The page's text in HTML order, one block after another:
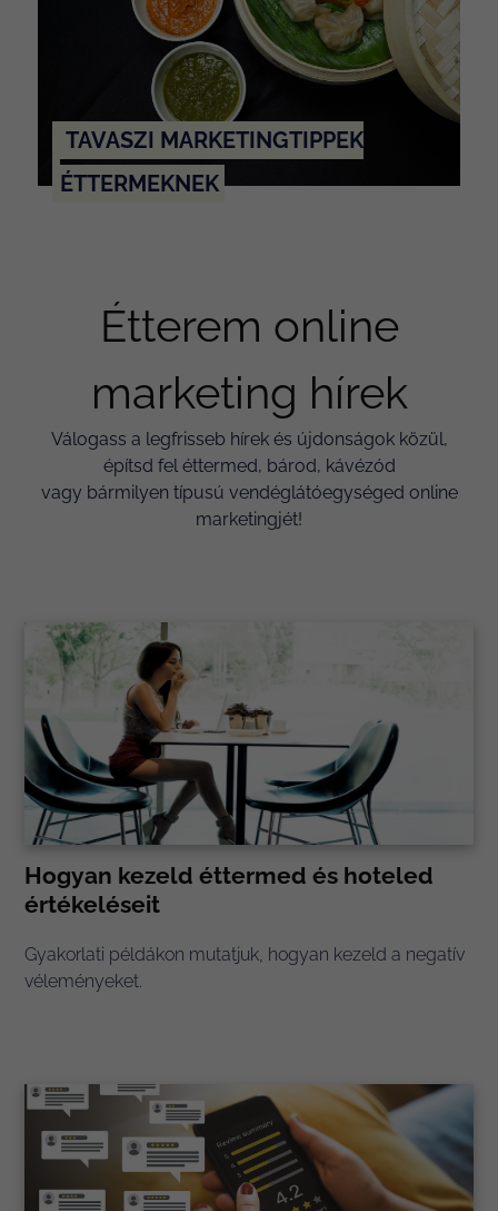
TAVASZI MARKETINGTIPPEK
ÉTTERMEKNEK
Étterem online
marketing hírek
Válogass a legfrisseb hírek és újdonságok közül,
építsd fel éttermed, bárod, kávézód
vagy bármilyen típusú vendéglátóegységed online
marketingjét!
Hogyan kezeld éttermed és hoteled
értékeléseit
Gyakorlati példákon mutatjuk, hogyan kezeld a negatív
véleményeket.